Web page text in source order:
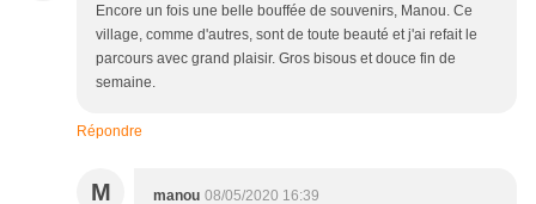
Encore un fois une belle bouffée de souvenirs, Manou. Ce
village, comme d'autres, sont de toute beauté et j'ai refait le
parcours avec grand plaisir. Gros bisous et douce fin de
semaine.
Répondre
M manou 08/05/2020 16:39